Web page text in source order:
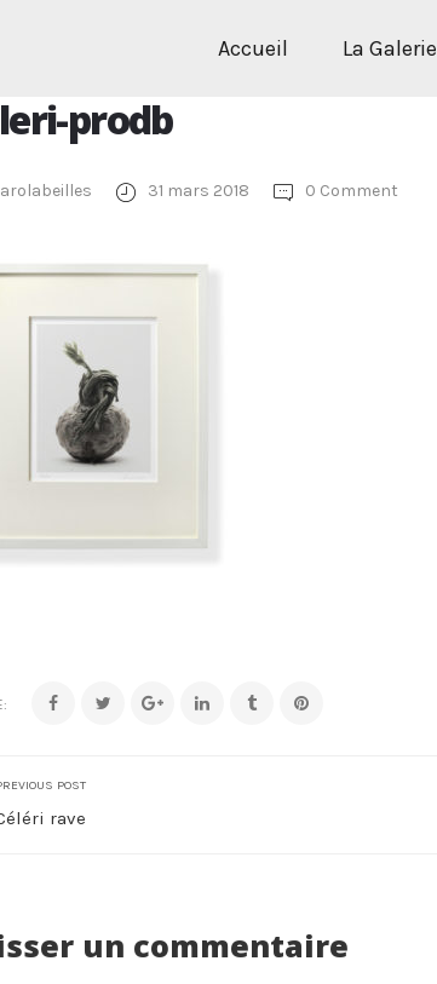
Accueil La Galerie
prodb
31 mars 2018 0 Comment
POST
rave
un commentaire